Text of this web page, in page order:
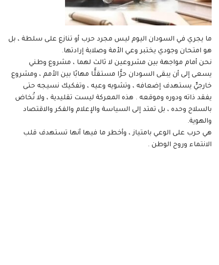
ما يجري في السودان اليوم ليس مجرد حرب أو تنازع على سلطة ، بل
هو امتحان وجودي يختبر وعي الأمة وصلابة إرادتها.
نحن أمام مواجهة بين مشروعين لا ثالث لهما ، مشروع وطني
يسعى إلى أن يبقى السودان حرًّا مستقلًّا مهابًا بين الأمم ، ومشروع
خارجيٍّ يستهدف إضعافه ، وتشويه وعيه ، وتفكيك نسيجه حتى
يفقد ذاته ودوره وموقعه . هذه المعركة ليست تقليدية ، ولا تُخاض
بالسلاح وحده ، بل تمتد إلى السياسة والإعلام والفكر والاقتصاد
والهوية.
هي حرب على الوعي بامتياز ، وأخطر ما فيها أنها تستهدف قلب
الانتماء وروح الوطن .